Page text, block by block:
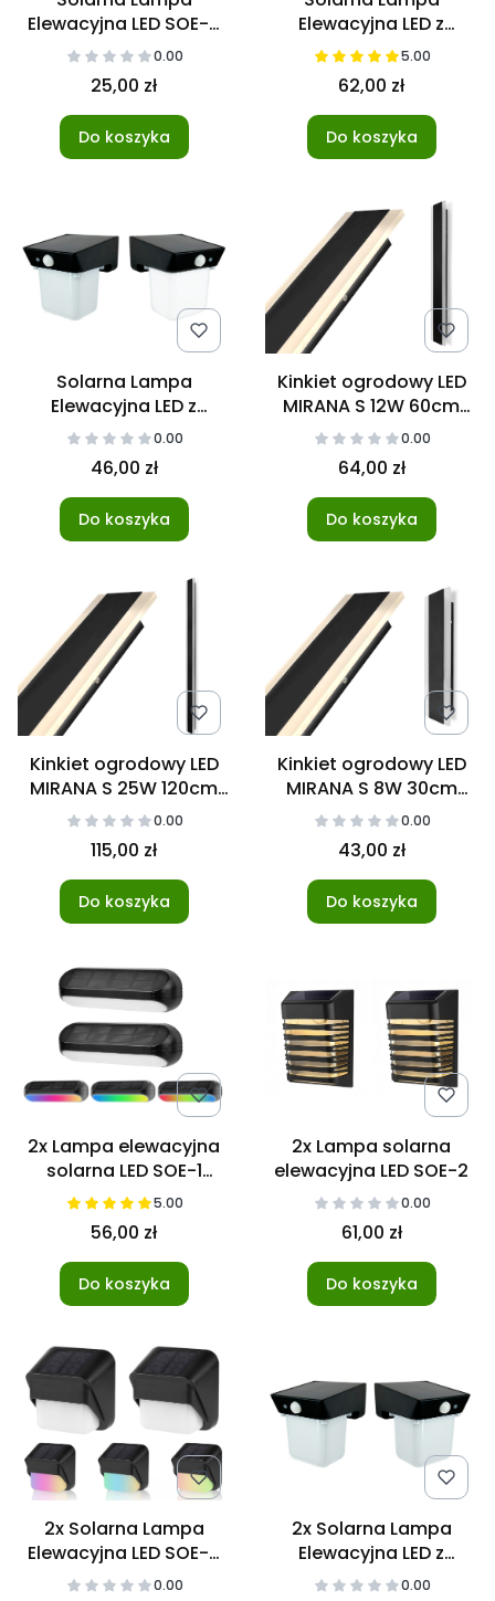
Elewacyjna LED SOE-6
RGB+W0.00
25,00 zł
Do koszyka
Elewacyjna LED z
czujnikiem SOE-7
5.00
62,00 zł
Do koszyka
Solarna Lampa
Elewacyjna LED z
czujnikiem SOE-8
0.00
46,00 zł
Do koszyka
Kinkiet ogrodowy LED
MIRANA S 12W 60cm
4000K IP44 czarny
0.00
64,00 zł
Do koszyka
Kinkiet ogrodowy LED
MIRANA S 25W 120cm
4000K IP44 czarny
0.00
115,00 zł
Do koszyka
Kinkiet ogrodowy LED
MIRANA S 8W 30cm
4000K IP44 czarny
0.00
43,00 zł
Do koszyka
2x Lampa elewacyjna
solarna LED SOE-1
RGB+WW5.00
56,00 zł
Do koszyka
2x Lampa solarna
elewacyjna LED SOE-2
0.00
61,00 zł
Do koszyka
2x Solarna Lampa
Elewacyjna LED SOE-6
RGB+W0.00
2x Solarna Lampa
Elewacyjna LED z
czujnikiem SOE-8
0.00